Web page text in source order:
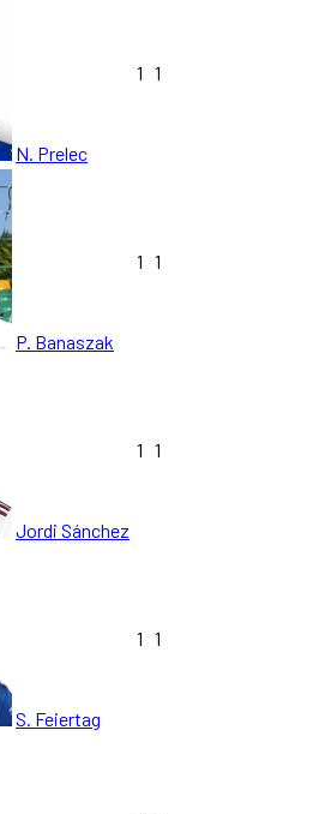
N. Prelec
1 1
P. Banaszak
1 1
Jordi Sánchez
1 1
S. Feiertag
1 1